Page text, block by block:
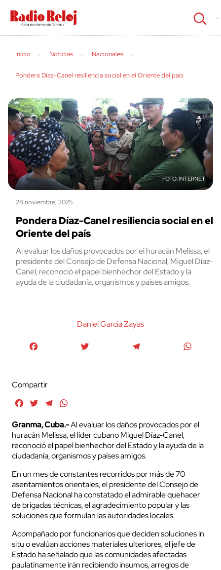
cerrar
Inicio Noticias Nacionales
Pondera Díaz-Canel resiliencia social en el Oriente del país
INTERNET
28 noviembre, 2025
Pondera Díaz-Canel resiliencia social en el
Oriente del país
Al evaluar los daños provocados por el huracán Melissa, el
presidente del Consejo de Defensa Nacional, Miguel Díaz-
Canel, reconoció el papel bienhechor del Estado y la
ayuda de la ciudadanía, organismos y países amigos.
Daniel García Zayas
Compartir
FacebookTwitterTelegram
Granma, Cuba.-Al evaluar los daños provocados por el
huracán Melissa, el líder cubano Miguel Díaz-Canel,
reconoció el papel bienhechor del Estado y la ayuda de la
ciudadanía, organismos y países amigos.
En un mes de constantes recorridos por más de 70
asentamientos orientales, el presidente del Consejo de
Defensa Nacional ha constatado el admirable quehacer
de brigadas técnicas, el agradecimiento popular y las
soluciones que formulan las autoridades locales.
Acompañado por funcionarios que deciden soluciones in
situ o evalúan acciones materiales ulteriores, el jefe de
Estado ha señalado que las comunidades afectadas
paulatinamente irán recibiendo insumos, arreglos de